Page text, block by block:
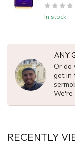
In stock
ANY
Or do
get in
We're
RECENTLY